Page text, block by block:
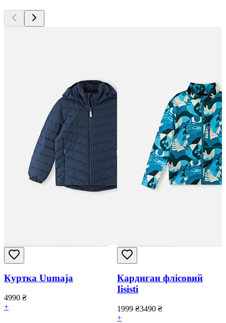
Куртка Uumaja
4990 ₴
+
Кардиган флісовий
Iisisti
1999 ₴3490 ₴
+